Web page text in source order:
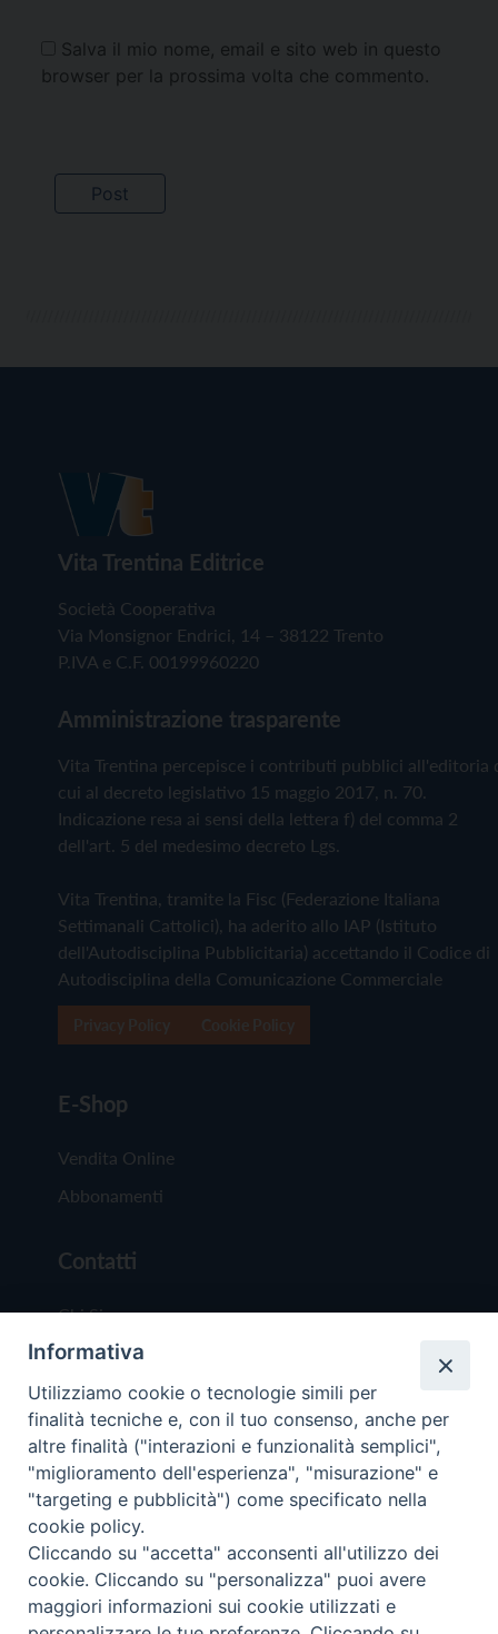
Salva il mio nome, email e sito web in questo
browser per la prossima volta che commento.
Vita Trentina Editrice
Società Cooperativa
Via Monsignor Endrici, 14 – 38122 Trento
P.IVA e C.F. 00199960220
Amministrazione trasparente
Vita Trentina percepisce i contributi pubblici all'editoria
cui al decreto legislativo 15 maggio 2017, n. 70.
Indicazione resa ai sensi della lettera f) del comma 2
dell'art. 5 del medesimo decreto Lgs.
Vita Trentina, tramite la Fisc (Federazione Italiana
Settimanali Cattolici), ha aderito allo IAP (Istituto
dell'Autodisciplina Pubblicitaria) accettando il Codice di
Autodisciplina della Comunicazione Commerciale
E-Shop
Vendita Online
Abbonamenti
Contatti
Chi Siamo
Redazione
Scrivici
Copyright © 2019 - Tutti i diritti riservati - Vita
Trentina Editrice
Privacy Policy
Informativa
Utilizziamo cookie o tecnologie simili per
finalità tecniche e, con il tuo consenso, anche per
altre finalità ("interazioni e funzionalità semplici",
"miglioramento dell'esperienza", "misurazione" e
"targeting e pubblicità") come specificato nella
cookie policy.
Cliccando su "accetta" acconsenti all'utilizzo dei
cookie. Cliccando su "personalizza" puoi avere
maggiori informazioni sui cookie utilizzati e